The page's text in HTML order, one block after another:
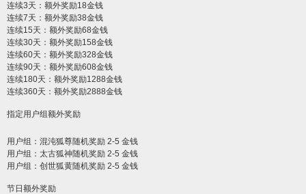
连续3天：额外奖励18金钱
连续7天：额外奖励38金钱
连续15天：额外奖励68金钱
连续30天：额外奖励158金钱
连续60天：额外奖励328金钱
连续90天：额外奖励608金钱
连续180天：额外奖励1288金钱
连续360天：额外奖励2888金钱
指定用户组额外奖励
用户组：混沌狐尊随机奖励 2-5 金钱
用户组：太古狐神随机奖励 2-5 金钱
用户组：创世狐黄随机奖励 2-5 金钱
节日额外奖励